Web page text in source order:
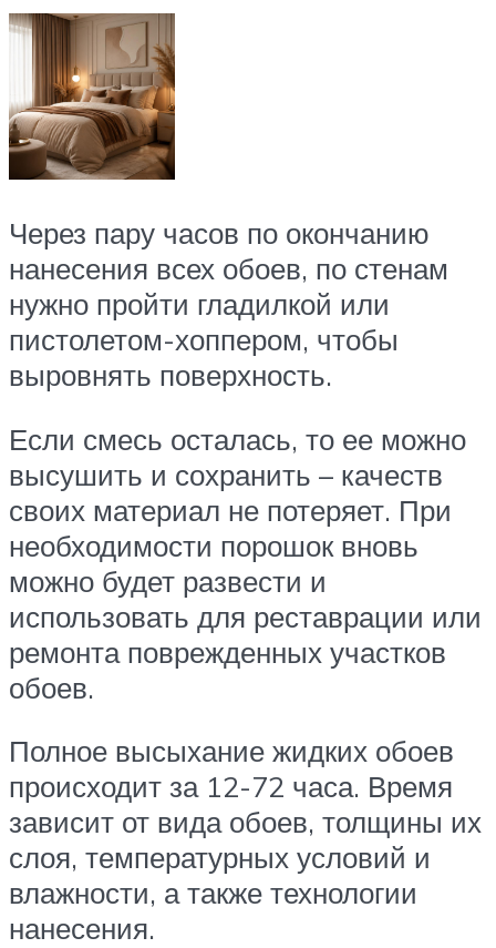
Через пару часов по окончанию
нанесения всех обоев, по стенам
нужно пройти гладилкой или
пистолетом-хоппером, чтобы
выровнять поверхность.
Если смесь осталась, то ее можно
высушить и сохранить – качеств
своих материал не потеряет. При
необходимости порошок вновь
можно будет развести и
использовать для реставрации или
ремонта поврежденных участков
обоев.
Полное высыхание жидких обоев
происходит за 12-72 часа. Время
зависит от вида обоев, толщины их
слоя, температурных условий и
влажности, а также технологии
нанесения.